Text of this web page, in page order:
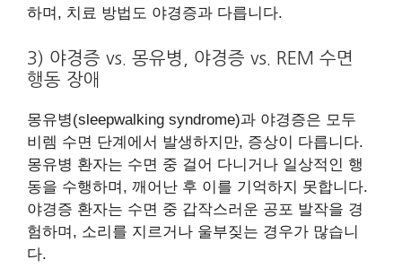
하며, 치료 방법도 야경증과 다릅니다.
3) 야경증 vs. 몽유병, 야경증 vs. REM 수면
행동 장애
몽유병(sleepwalking syndrome)과 야경증은 모두
비렘 수면 단계에서 발생하지만, 증상이 다릅니다.
몽유병 환자는 수면 중 걸어 다니거나 일상적인 행
동을 수행하며, 깨어난 후 이를 기억하지 못합니다.
야경증 환자는 수면 중 갑작스러운 공포 발작을 경
험하며, 소리를 지르거나 울부짖는 경우가 많습니
다.